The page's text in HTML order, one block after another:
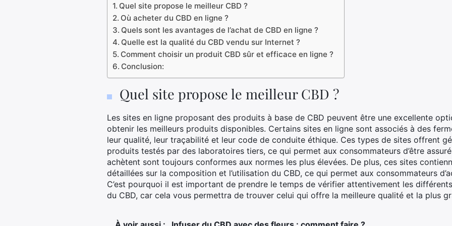
Quel site propose le meilleur CBD ?
Où acheter du CBD en ligne ?
Quels sont les avantages de l’achat de CBD en ligne ?
Quelle est la qualité du CBD vendu sur Internet ?
Comment choisir un produit CBD sûr et efficace en ligne ?
Conclusion:
Quel site propose le meilleur CBD ?
Les sites en ligne proposant des produits à base de CBD peuvent être une excellente
obtenir les meilleurs produits disponibles. Certains sites en ligne sont associés à des
leur qualité, leur traçabilité et leur code de conduite éthique. Ces types de sites offrent
produits testés par des laboratoires tiers, ce qui permet aux consommateurs d’être
achètent sont toujours conformes aux normes les plus élevées. De plus, ces sites
détaillées sur la composition et l’utilisation du CBD, ce qui permet aux consommateurs
C’est pourquoi il est important de prendre le temps de vérifier attentivement les
du CBD, car cela vous permettra de trouver celui qui offre la meilleure qualité et la plus